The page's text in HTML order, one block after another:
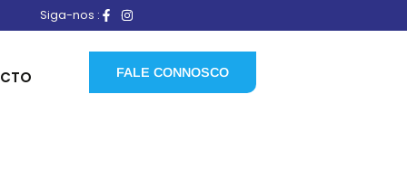
Siga-nos :
FALE CONNOSCO